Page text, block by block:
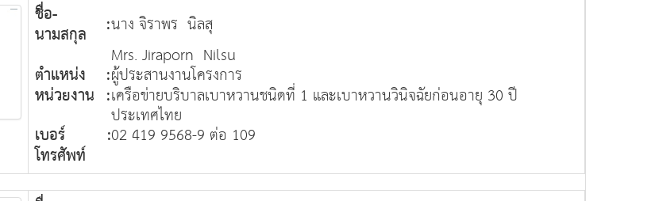
ชื่อ-
นามสกุล :นาง จิราพร นิลสุ
Mrs. Jiraporn Nilsu
ตำแหน่ง :ผู้ประสานงานโครงการ
หน่วยงาน :เครือข่ายบริบาลเบาหวานชนิดที่ 1 และเบาหวานวินิจฉัยก่อนอายุ 30 ปี
ประเทศไทย
เบอร์
โทรศัพท์
:02 419 9568-9 ต่อ 109